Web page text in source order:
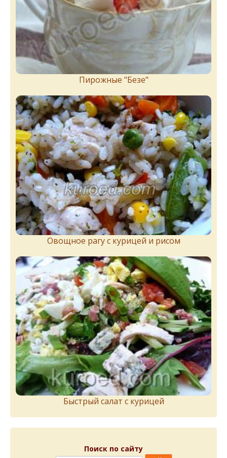
Пирожныe "Бeзe"
Овощное рагу с курицей и рисом
Быстрый салат с курицей
Поиск по сайту